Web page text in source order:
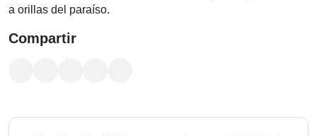
a orillas del paraíso.
Compartir